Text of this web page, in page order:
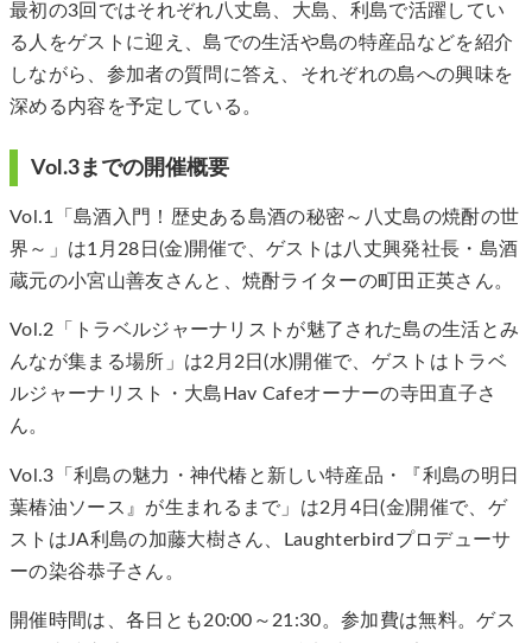
最初の3回ではそれぞれ八丈島、大島、利島で活躍してい
る人をゲストに迎え、島での生活や島の特産品などを紹介
しながら、参加者の質問に答え、それぞれの島への興味を
深める内容を予定している。
Vol.3までの開催概要
Vol.1「島酒入門！歴史ある島酒の秘密～八丈島の焼酎の世
界～」は1月28日(金)開催で、ゲストは八丈興発社長・島酒
蔵元の小宮山善友さんと、焼酎ライターの町田正英さん。
Vol.2「トラベルジャーナリストが魅了された島の生活とみ
んなが集まる場所」は2月2日(水)開催で、ゲストはトラベ
ルジャーナリスト・大島Hav Cafeオーナーの寺田直子さ
ん。
Vol.3「利島の魅力・神代椿と新しい特産品・『利島の明日
葉椿油ソース』が生まれるまで」は2月4日(金)開催で、ゲ
ストはJA利島の加藤大樹さん、Laughterbirdプロデューサ
ーの染谷恭子さん。
開催時間は、各日とも20:00～21:30。参加費は無料。ゲス